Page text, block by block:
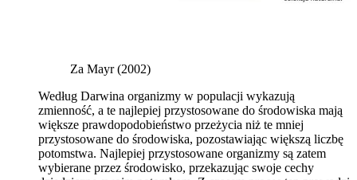
Za Mayr (2002)
Według Darwina organizmy w populacji wykazują
zmienność, a te najlepiej przystosowane do środowiska mają
większe prawdopodobieństwo przeżycia niż te mniej
przystosowane do środowiska, pozostawiając większą liczbę
potomstwa. Najlepiej przystosowane organizmy są zatem
wybierane przez środowisko, przekazując swoje cechy